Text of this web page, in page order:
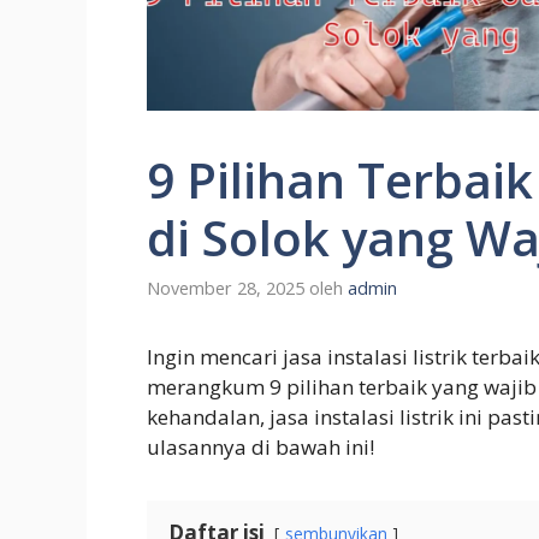
9 Pilihan
di Solok yang
November 28, 2025 oleh admin
Ingin mencari jasa instalasi listrik
merangkum 9 pilihan terbaik yang
kehandalan, jasa instalasi listrik ini
ulasannya di bawah ini!
Daftar isi sembunyikan